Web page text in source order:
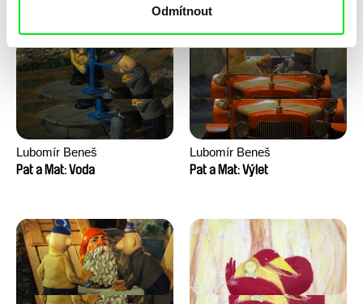
Odmítnout
Lubomír Beneš
Pat a Mat: Voda
Lubomír Beneš
Pat a Mat: Výlet